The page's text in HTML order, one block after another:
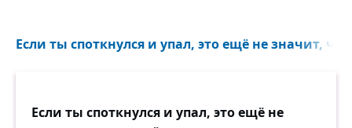
Если ты споткнулся и упал, это ещё не значит,
Если ты споткнулся и упал, это ещё не